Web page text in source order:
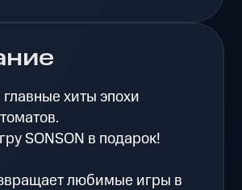
хиты эпохи
SONSON в подарок!
любимые игры в